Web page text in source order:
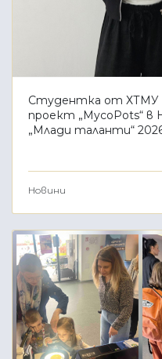
Студентка от ХТМУ
проект „MycoPots“ в
„Млади таланти“
Новини